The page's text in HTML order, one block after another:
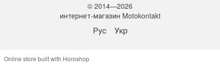
© 2014—2026
интернет-магазин Motokontakt
Рус Укр
Online store built with Horoshop